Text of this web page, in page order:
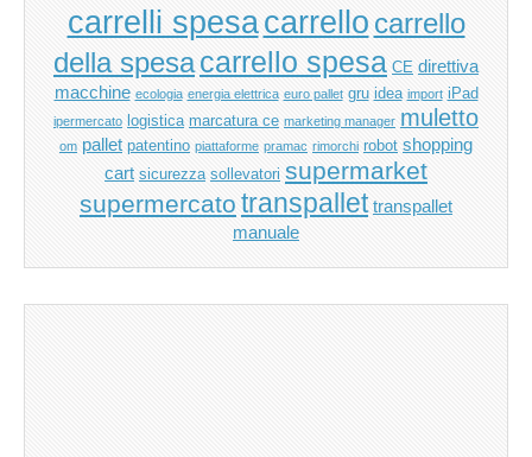
carrelli spesacarrello carrello
della spesacarrello spesa CE direttiva
macchine ecologia energia elettrica euro pallet gru idea import iPad
ipermercato logistica marcatura ce marketing manager muletto
om pallet patentino piattaforme pramac rimorchi robot shopping
cart sicurezza sollevatori supermarket
supermercato transpallet transpallet
manuale